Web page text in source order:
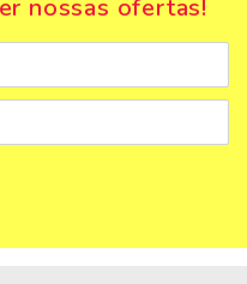
nossas ofertas!